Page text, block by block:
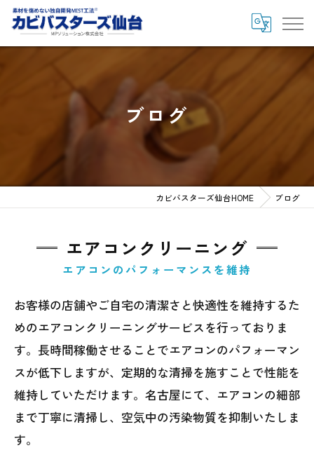
ブログ
カビバスターズ仙台HOME ブログ
エアコンクリーニング
エアコンのパフォーマンスを維持
お客様の店舗やご自宅の清潔さと快適性を維持するた
めのエアコンクリーニングサービスを行っておりま
す。長時間稼働させることでエアコンのパフォーマン
スが低下しますが、定期的な清掃を施すことで性能を
維持していただけます。名古屋にて、エアコンの細部
まで丁寧に清掃し、空気中の汚染物質を抑制いたしま
す。